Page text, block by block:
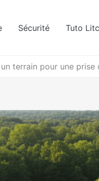
Sécurité Tuto
terrain pour une